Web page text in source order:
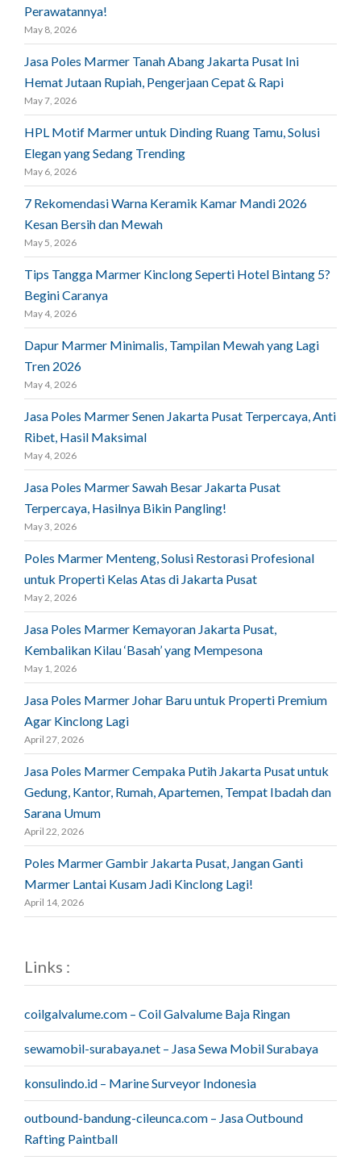
Perawatannya!
May 8, 2026
Jasa Poles Marmer Tanah Abang Jakarta Pusat Ini
Hemat Jutaan Rupiah, Pengerjaan Cepat & Rapi
May 7, 2026
HPL Motif Marmer untuk Dinding Ruang Tamu, Solusi
Elegan yang Sedang Trending
May 6, 2026
7 Rekomendasi Warna Keramik Kamar Mandi 2026
Kesan Bersih dan Mewah
May 5, 2026
Tips Tangga Marmer Kinclong Seperti Hotel Bintang 5?
Begini Caranya
May 4, 2026
Dapur Marmer Minimalis, Tampilan Mewah yang Lagi
Tren 2026
May 4, 2026
Jasa Poles Marmer Senen Jakarta Pusat Terpercaya, Anti
Ribet, Hasil Maksimal
May 4, 2026
Jasa Poles Marmer Sawah Besar Jakarta Pusat
Terpercaya, Hasilnya Bikin Pangling!
May 3, 2026
Poles Marmer Menteng, Solusi Restorasi Profesional
untuk Properti Kelas Atas di Jakarta Pusat
May 2, 2026
Jasa Poles Marmer Kemayoran Jakarta Pusat,
Kembalikan Kilau ‘Basah’ yang Mempesona
May 1, 2026
Jasa Poles Marmer Johar Baru untuk Properti Premium
Agar Kinclong Lagi
April 27, 2026
Jasa Poles Marmer Cempaka Putih Jakarta Pusat untuk
Gedung, Kantor, Rumah, Apartemen, Tempat Ibadah dan
Sarana Umum
April 22, 2026
Poles Marmer Gambir Jakarta Pusat, Jangan Ganti
Marmer Lantai Kusam Jadi Kinclong Lagi!
April 14, 2026
Links :
coilgalvalume.com – Coil Galvalume Baja Ringan
sewamobil-surabaya.net – Jasa Sewa Mobil Surabaya
konsulindo.id – Marine Surveyor Indonesia
outbound-bandung-cileunca.com – Jasa Outbound
Rafting Paintball